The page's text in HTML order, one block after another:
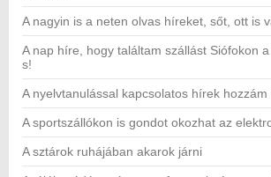
A nagyin is a neten olvas híreket, sőt, ott is
A nap híre, hogy találtam szállást Siófokon
s!
A nyelvtanulással kapcsolatos hírek hozzám
A sportszállókon is gondot okozhat az
A sztárok ruhájában akarok járni